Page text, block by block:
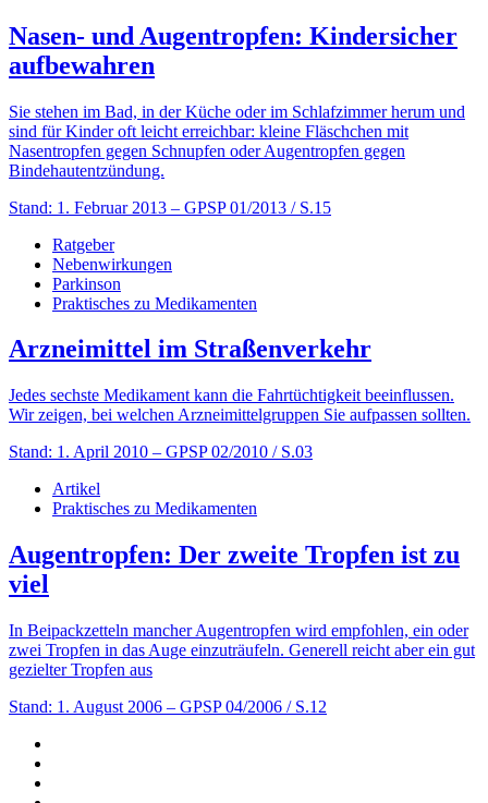
Nasen- und Augentropfen: Kindersicher
aufbewahren
Sie stehen im Bad, in der Küche oder im Schlafzimmer herum und
sind für Kinder oft leicht erreichbar: kleine Fläschchen mit
Nasentropfen gegen Schnupfen oder Augentropfen gegen
Bindehautentzündung.
Stand: 1. Februar 2013 – GPSP 01/2013 / S.15
Ratgeber
Nebenwirkungen
Parkinson
Praktisches zu Medikamenten
Arzneimittel im Straßenverkehr
Jedes sechste Medikament kann die Fahrtüchtigkeit beeinflussen.
Wir zeigen, bei welchen Arzneimittelgruppen Sie aufpassen sollten.
Stand: 1. April 2010 – GPSP 02/2010 / S.03
Artikel
Praktisches zu Medikamenten
Augentropfen: Der zweite Tropfen ist zu
viel
In Beipackzetteln mancher Augentropfen wird empfohlen, ein oder
zwei Tropfen in das Auge einzuträufeln. Generell reicht aber ein gut
gezielter Tropfen aus
Stand: 1. August 2006 – GPSP 04/2006 / S.12